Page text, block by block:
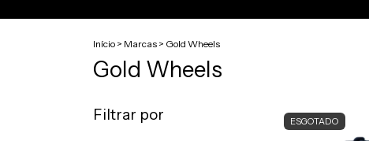
Início > Marcas > Gold Wheels
Gold Wheels
Filtrar por ESGOTADO